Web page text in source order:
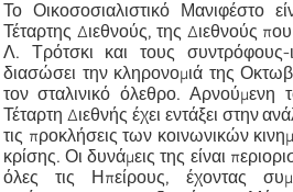
Το Οικοσοσιαλιστικό Μανιφέστο
Τέταρτης Διεθνούς, της Διεθνούς
Λ. Τρότσκι και τους
διασώσει την κληρονομιά της
τον σταλινικό όλεθρο. Αρνούμενη
Τέταρτη Διεθνής έχει εντάξει στην
τις προκλήσεις των κοινωνικών
κρίσης. Οι δυνάμεις της είναι
όλες τις Ηπείρους, έχοντας